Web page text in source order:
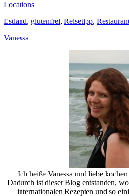
Locations
Estland, glutenfrei, Reisetipp, Restaurant
Vanessa
Ich heiße Vanessa und liebe
Dadurch ist dieser Blog entstanden,
internationalen Rezepten und so